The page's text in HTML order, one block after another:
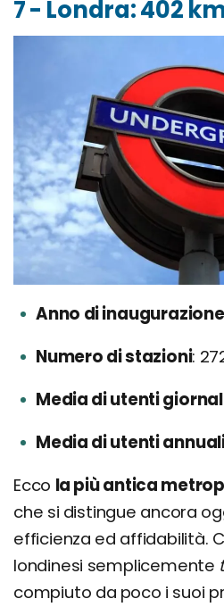
7 - Londra: 402
Anno di inaugurazione
Numero di stazioni
Media di utenti
Media di utenti
Ecco la più antica
che si distingue ancora
efficienza ed affidabilità.
londinesi semplicemente
compiuto da poco i suoi